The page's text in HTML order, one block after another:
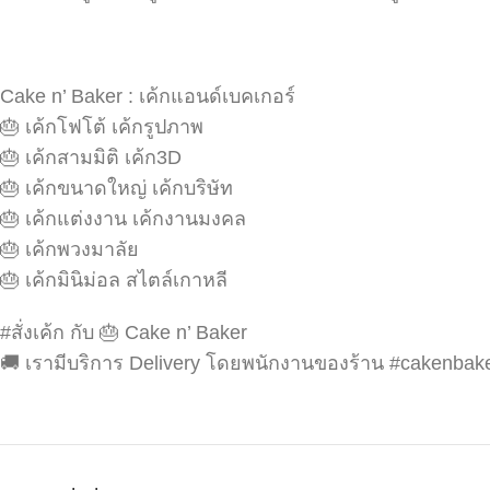
Cake n’ Baker : เค้กแอนด์เบคเกอร์
🎂 เค้กโฟโต้ เค้กรูปภาพ
🎂 เค้กสามมิติ เค้ก3D
🎂 เค้กขนาดใหญ่ เค้กบริษัท
🎂 เค้กแต่งงาน เค้กงานมงคล
🎂 เค้กพวงมาลัย
🎂 เค้กมินิม่อล สไตล์เกาหลี
#สั่งเค้ก กับ 🎂 Cake n’ Baker
🚚 เรามีบริการ Delivery โดยพนักงานของร้าน